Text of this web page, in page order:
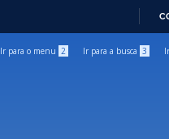
Ir para o menu 2 Ir para a busca 3